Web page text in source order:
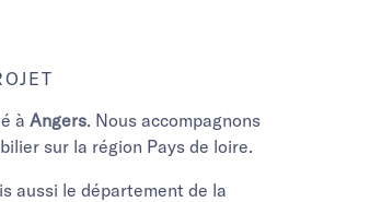
à Angers. Nous accompagnons
sur la région Pays de loire.
aussi le département de la